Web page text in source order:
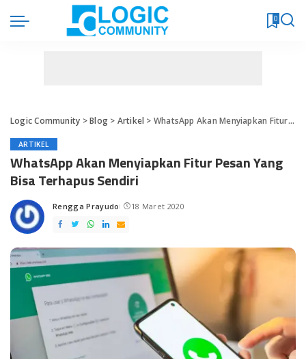
0
Logic Community >Blog> Artikel > WhatsApp Akan Menyiapkan Fitur Pesan Yang Bisa Terhapus Sendiri
ARTIKEL
WhatsApp Akan Menyiapkan Fitur Pesan Yang
Bisa Terhapus Sendiri
Posted
by
Rengga Prayudo 18 Maret 2020